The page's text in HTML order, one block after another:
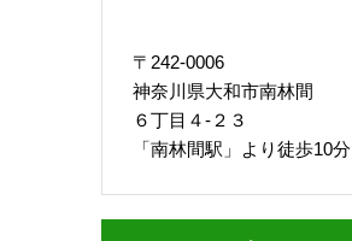
〒242-0006
神奈川県大和市南林間
６丁目４-２３
「南林間駅」より徒歩10分